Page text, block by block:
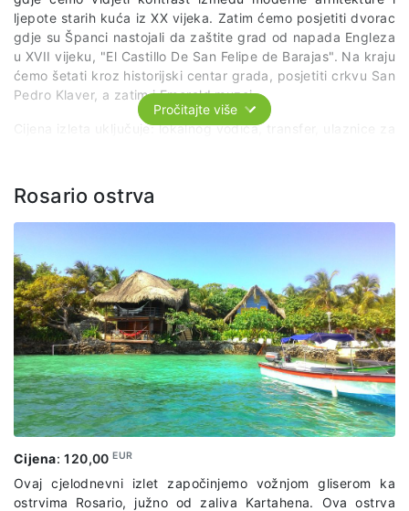
ljepote starih kuća iz XX vijeka. Zatim ćemo posjetiti dvorac
gdje su Španci nastojali da zaštite grad od napada Engleza
u XVII vijeku, "El Castillo De San Felipe de Barajas". Na kraju
ćemo šetati kroz historijski centar grada, posjetiti crkvu San
Pedro Klaver, a zatim i Emerald muzej.
Cijena izleta uključuje: lokalnog vodiča, transfer, ulaznice za
Pročitajte više
Rosario ostrva
Cijena:120,00EUR
Ovaj cjelodnevni izlet započinjemo vožnjom gliserom ka
ostrvima Rosario, južno od zaliva Kartahena. Ova ostrva